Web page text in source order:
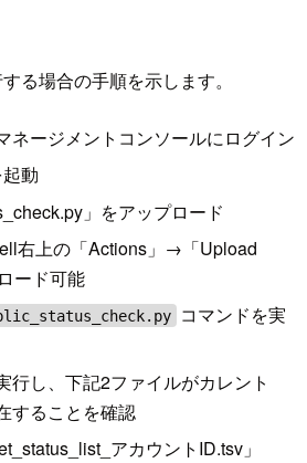
る場合の手順を示します。
ネージメントコンソールにログイン
動
」をアップロード
右上の「Actions」→「Upload
ード可能
コマンドを実
行し、下記2ファイルがカレント
することを確認
アカウントID.tsv」